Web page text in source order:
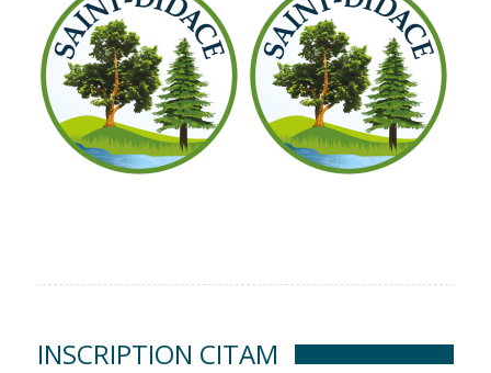
INSCRIPTION CITAM